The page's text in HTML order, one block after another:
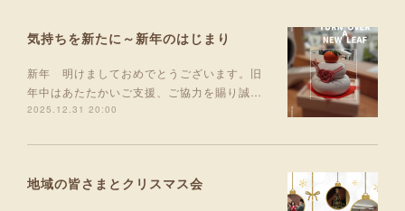
気持ちを新たに～新年のはじまり
新年 明けましておめでとうございます。旧
年中はあたたかいご支援、ご協力を賜り誠…
2025.12.31 20:00
地域の皆さまとクリスマス会